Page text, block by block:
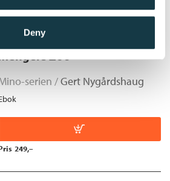
Deny
Zoo
serien /Gert Nygårdshaug
249,–